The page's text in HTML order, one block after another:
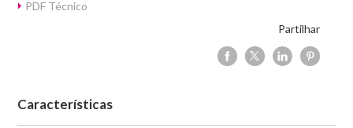
PDF Técnico
Partilhar
Características